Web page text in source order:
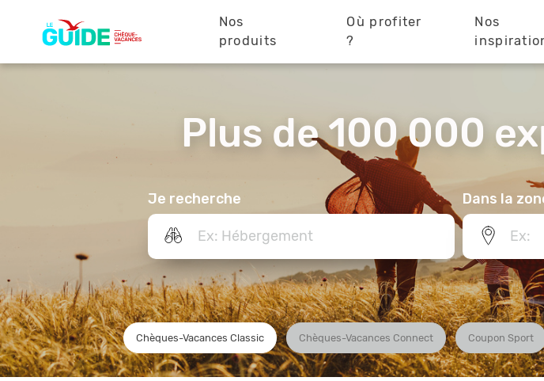
principale
Nos
produits
Où profiter
?
Nos
Plus de 100 000
Je recherche Dans la
Chèques-Vacances Classic Chèques-Vacances Connect Coupon Sport